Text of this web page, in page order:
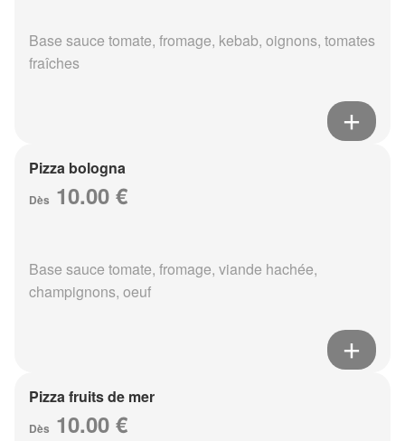
Base sauce tomate, fromage, kebab, oignons, tomates
fraîches
Pizza bologna
Dès 10.00 €
Base sauce tomate, fromage, viande hachée,
champignons, oeuf
Pizza fruits de mer
Dès 10.00 €